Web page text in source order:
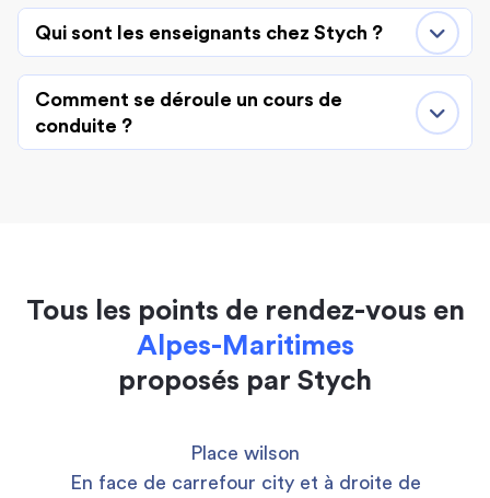
Qui sont les enseignants chez Stych ?
Comment se déroule un cours de
conduite ?
Tous les points de rendez-vous en
Alpes-Maritimes
proposés par Stych
Place wilson
En face de carrefour city et à droite de